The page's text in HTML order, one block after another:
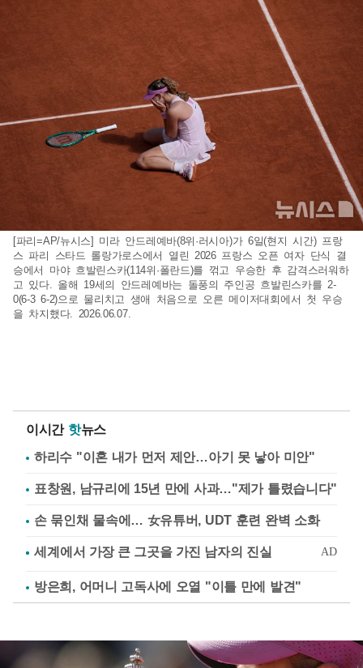
[파리=AP/뉴시스] 미라 안드레예바(8위·러시아)가 6일(현지 시간) 프랑
스 파리 스타드 롤랑가로스에서 열린 2026 프랑스 오픈 여자 단식 결
승에서 마야 흐발린스카(114위·폴란드)를 꺾고 우승한 후 감격스러워하
고 있다. 올해 19세의 안드레예바는 돌풍의 주인공 흐발린스카를 2-
0(6-3 6-2)으로 물리치고 생애 처음으로 오른 메이저대회에서 첫 우승
을 차지했다. 2026.06.07.
이시간 핫뉴스
하리수 "이혼 내가 먼저 제안…아기 못 낳아 미안"
표창원, 남규리에 15년 만에 사과…"제가 틀렸습니다"
손 묶인채 물속에… 女유튜버, UDT 훈련 완벽 소화
방은희, 어머니 고독사에 오열 "이틀 만에 발견"